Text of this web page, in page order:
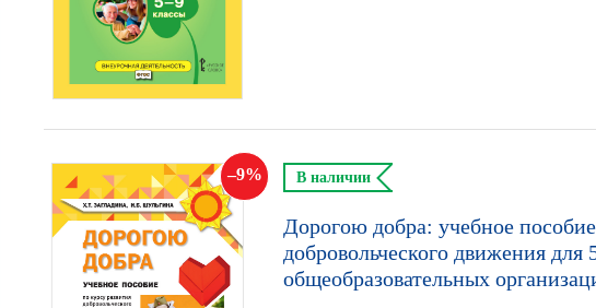
9 В наличии
Дорогою добра: учебное
добровольческого движения для
общеобразовательных